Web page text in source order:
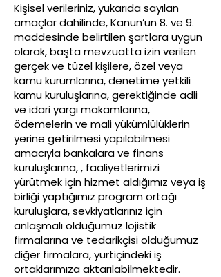
Kişisel verileriniz, yukarıda sayılan
amaçlar dahilinde, Kanun’un 8. ve 9.
maddesinde belirtilen şartlara uygun
olarak, başta mevzuatta izin verilen
gerçek ve tüzel kişilere, özel veya
kamu kurumlarına, denetime yetkili
kamu kuruluşlarına, gerektiğinde adli
ve idari yargı makamlarına,
ödemelerin ve mali yükümlülüklerin
yerine getirilmesi yapılabilmesi
amacıyla bankalara ve finans
kuruluşlarına, , faaliyetlerimizi
yürütmek için hizmet aldığımız veya iş
birliği yaptığımız program ortağı
kuruluşlara, sevkiyatlarınız için
anlaşmalı olduğumuz lojistik
firmalarına ve tedarikçisi olduğumuz
diğer firmalara, yurtiçindeki iş
ortaklarımıza aktarılabilmektedir.